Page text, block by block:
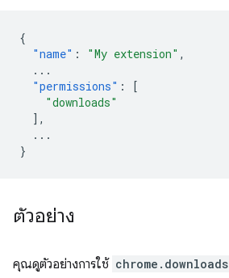
{
"name" : "My extension" ,
...
"permissions" :
[
"downloads"
],
...
}
ตัวอย่าง
คุณดูตัวอย่างการใช้ chrome.downloads